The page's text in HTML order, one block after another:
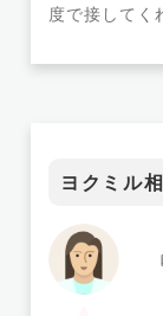
度で接してく
ヨクミル